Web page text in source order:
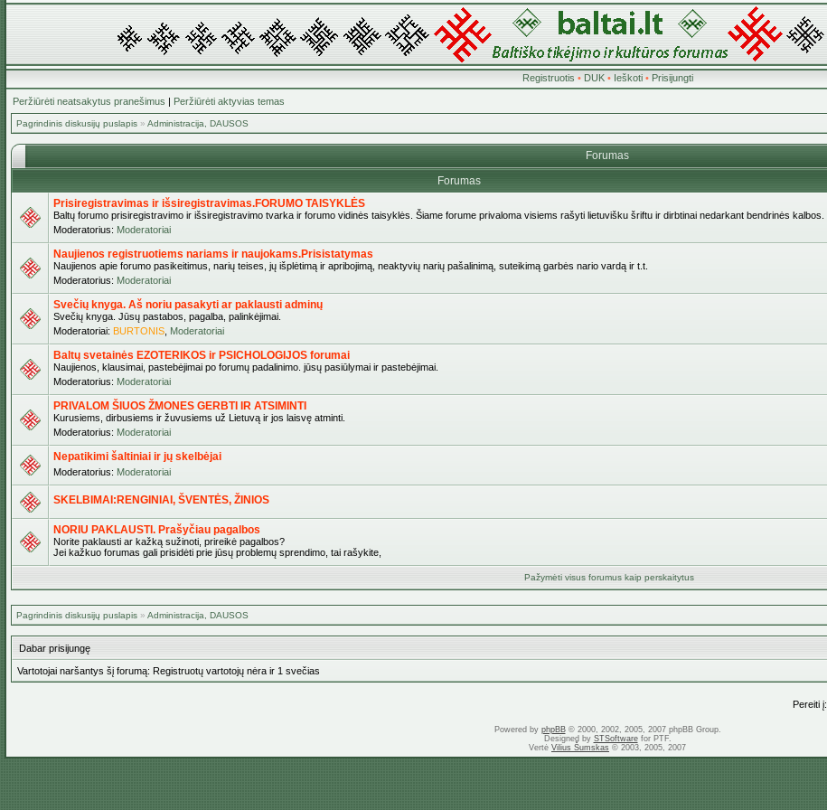
Registruotis • DUK• Ieškoti• Prisijungti
Peržiūrėti neatsakytus pranešimus | Peržiūrėti aktyvias temas
Pagrindinis diskusijų puslapis » Administracija, DAUSOS
Forumas
Forumas
Prisiregistravimas ir išsiregistravimas.FORUMO TAISYKLĖS
Baltų forumo prisiregistravimo ir išsiregistravimo tvarka ir forumo vidinės taisyklės. Šiame forume privaloma visiems rašyti lietuvišku šriftu ir dirbtinai nedarkant bendrinės kalbos.
Moderatorius: Moderatoriai
Naujienos registruotiems nariams ir naujokams.Prisistatymas
Naujienos apie forumo pasikeitimus, narių teises, jų išplėtimą ir apribojimą, neaktyvių narių pašalinimą, suteikimą garbės nario vardą ir t.t.
Moderatorius: Moderatoriai
Svečių knyga. Aš noriu pasakyti ar paklausti adminų
Svečių knyga. Jūsų pastabos, pagalba, palinkėjimai.
Moderatoriai: BURTONIS Moderatoriai
Baltų svetainės EZOTERIKOS ir PSICHOLOGIJOS forumai
Naujienos, klausimai, pastebėjimai po forumų padalinimo. jūsų pasiūlymai ir pastebėjimai.
Moderatorius: Moderatoriai
PRIVALOM ŠIUOS ŽMONES GERBTI IR ATSIMINTI
Kurusiems, dirbusiems ir žuvusiems už Lietuvą ir jos laisvę atminti.
Moderatorius: Moderatoriai
Nepatikimi šaltiniai ir jų skelbėjai
Moderatorius: Moderatoriai
SKELBIMAI:RENGINIAI, ŠVENTĖS, ŽINIOS
NORIU PAKLAUSTI. Prašyčiau pagalbos
Norite paklausti ar kažką sužinoti, prireikė pagalbos?
Jei kažkuo forumas gali prisidėti prie jūsų problemų sprendimo, tai rašykite,
Pažymėti visus forumus kaip perskaitytus
Pagrindinis diskusijų puslapis » Administracija, DAUSOS
Dabar prisijungę
Vartotojai naršantys šį forumą: Registruotų vartotojų nėra ir 1 svečias
Pereiti į:
Powered by phpBB© 2000, 2002, 2005, 2007 phpBB Group.
Designed by STSoftwarefor PTF.
Vertė Vilius Šumskas © 2003, 2005, 2007